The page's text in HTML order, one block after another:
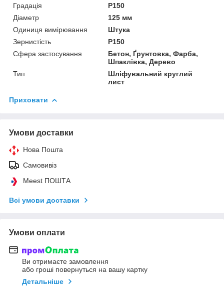
Градація
P150
Діаметр
125 мм
Одиниця вимірювання
Штука
Зернистість
P150
Сфера застосування
Бетон, Ґрунтовка, Фарба,
Шпаклівка, Дерево
Тип
Шліфувальний круглий
лист
Приховати
Умови доставки
Нова Пошта
Самовивіз
Meest ПОШТА
Всі умови доставки
Умови оплати
Ви отримаєте замовлення
або гроші повернуться на вашу картку
Детальніше